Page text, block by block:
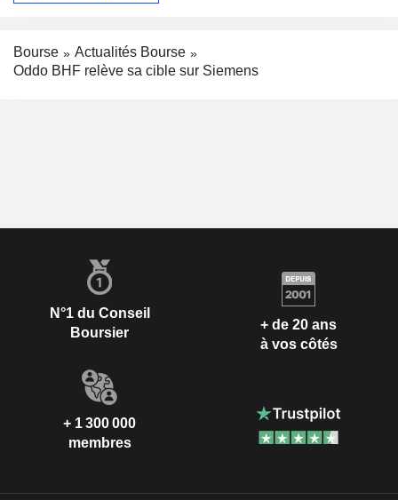
Bourse
Actualités Bourse
Oddo BHF relève sa cible sur Siemens
N°1 du Conseil
Boursier
+ de 20 ans
à vos côtés
+ 1 300 000
membres